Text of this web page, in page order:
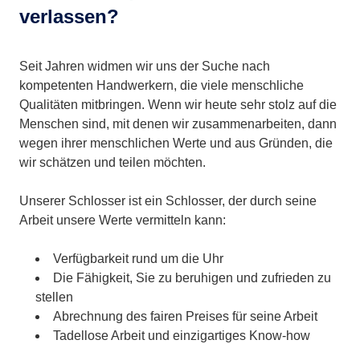
verlassen?
Seit Jahren widmen wir uns der Suche nach
kompetenten Handwerkern, die viele menschliche
Qualitäten mitbringen. Wenn wir heute sehr stolz auf die
Menschen sind, mit denen wir zusammenarbeiten, dann
wegen ihrer menschlichen Werte und aus Gründen, die
wir schätzen und teilen möchten.
Unserer Schlosser ist ein Schlosser, der durch seine
Arbeit unsere Werte vermitteln kann:
Verfügbarkeit rund um die Uhr
Die Fähigkeit, Sie zu beruhigen und zufrieden zu
stellen
Abrechnung des fairen Preises für seine Arbeit
Tadellose Arbeit und einzigartiges Know-how